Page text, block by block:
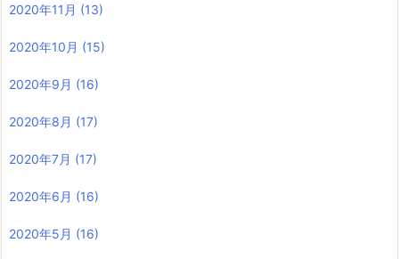
2020年11月 (13)
2020年10月 (15)
2020年9月 (16)
2020年8月 (17)
2020年7月 (17)
2020年6月 (16)
2020年5月 (16)